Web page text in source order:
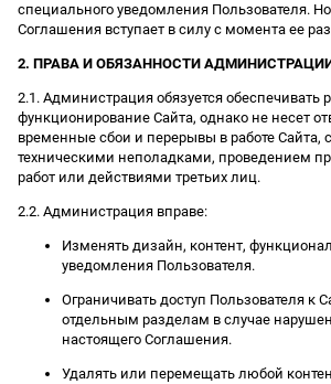
специального уведомления Пользователя.
Соглашения вступает в силу с момента ее
2. ПРАВА И ОБЯЗАННОСТИ
2.1. Администрация обязуется обеспечивать
функционирование Сайта, однако не несет
временные сбои и перерывы в работе Сайта,
техническими неполадками, проведением
работ или действиями третьих лиц.
2.2. Администрация вправе:
Изменять дизайн, контент,
уведомления Пользователя.
Ограничивать доступ Пользователя к
отдельным разделам в случае
настоящего Соглашения.
Удалять или перемещать любой